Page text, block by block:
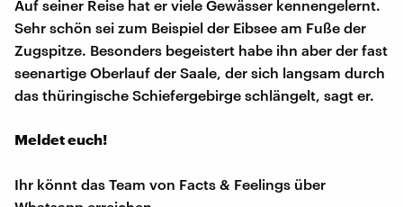
Auf seiner Reise hat er viele Gewässer kennengelernt.
Sehr schön sei zum Beispiel der Eibsee am Fuße der
Zugspitze. Besonders begeistert habe ihn aber der fast
seenartige Oberlauf der Saale, der sich langsam durch
das thüringische Schiefergebirge schlängelt, sagt er.
Meldet euch!
Ihr könnt das Team von Facts & Feelings über